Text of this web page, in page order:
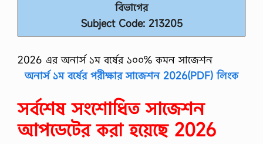
বিভাগের
Subject Code: 213205
2026 এর অনার্স ১ম বর্ষের ১০০% কমন সাজেশন
অনার্স ১ম বর্ষের পরীক্ষার সাজেশন 2026(PDF) লিংক
সর্বশেষ সংশোধিত সাজেশন
আপডেটের করা হয়েছে 2026